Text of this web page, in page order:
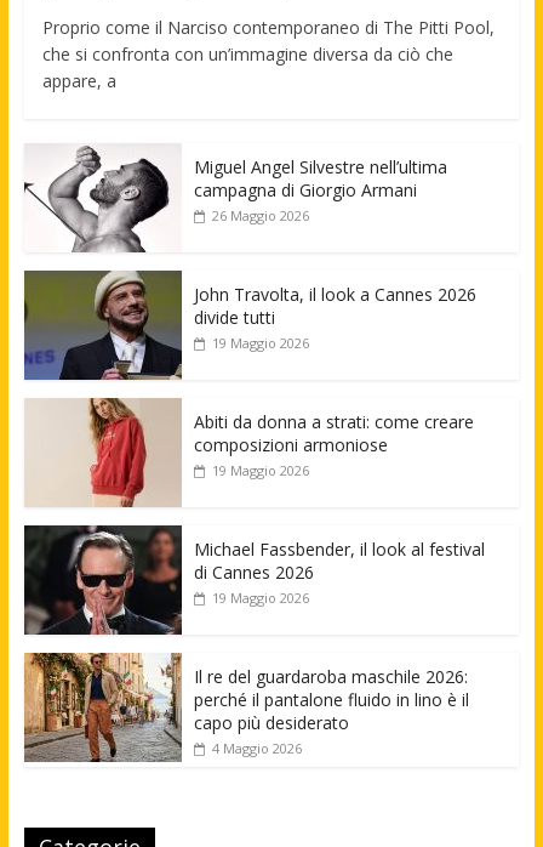
Proprio come il Narciso contemporaneo di The Pitti Pool,
che si confronta con un’immagine diversa da ciò che
appare, a
Miguel Angel Silvestre nell’ultima
campagna di Giorgio Armani
26 Maggio 2026
John Travolta, il look a Cannes 2026
divide tutti
19 Maggio 2026
Abiti da donna a strati: come creare
composizioni armoniose
19 Maggio 2026
Michael Fassbender, il look al festival
di Cannes 2026
19 Maggio 2026
Il re del guardaroba maschile 2026:
perché il pantalone fluido in lino è il
capo più desiderato
4 Maggio 2026